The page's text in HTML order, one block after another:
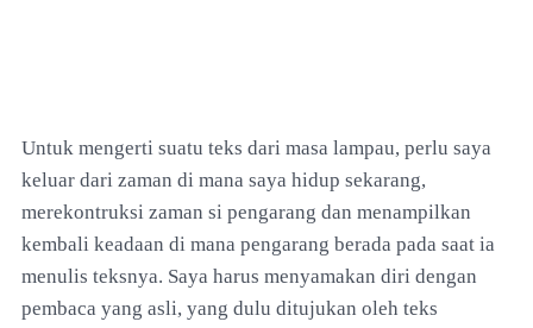
Untuk mengerti suatu teks dari masa lampau, perlu saya
keluar dari zaman di mana saya hidup sekarang,
merekontruksi zaman si pengarang dan menampilkan
kembali keadaan di mana pengarang berada pada saat ia
menulis teksnya. Saya harus menyamakan diri dengan
pembaca yang asli, yang dulu ditujukan oleh teks